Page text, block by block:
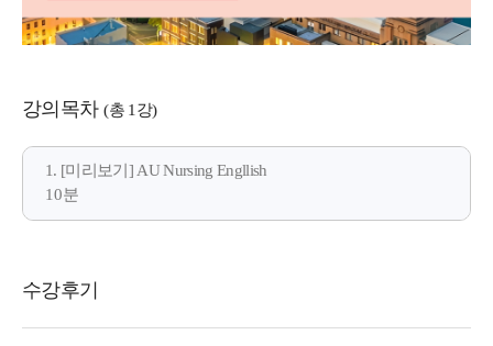
강의목차 (총 1강)
1. [미리보기] AU Nursing Engllish
10분